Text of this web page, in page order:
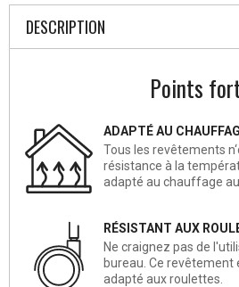
DESCRIPTION
Points
ADAPTÉ AU
Tous les revêtements
résistance à la
adapté au chauffage au
RÉSISTANT AUX
Ne craignez pas de
bureau. Ce
adapté aux roulettes.